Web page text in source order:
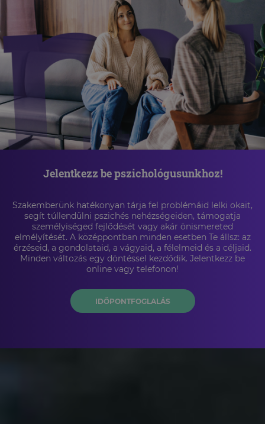
Jelentkezz be pszichológusunkhoz!
Szakemberünk hatékonyan tárja fel problémáid lelki okait,
segít túllendülni pszichés nehézségeiden, támogatja
személyiséged fejlődését vagy akár önismereted
elmélyítését. A középpontban minden esetben Te állsz: az
érzéseid, a gondolataid, a vágyaid, a félelmeid és a céljaid.
Minden változás egy döntéssel kezdődik. Jelentkezz be
online vagy telefonon!
IDŐPONTFOGLALÁS